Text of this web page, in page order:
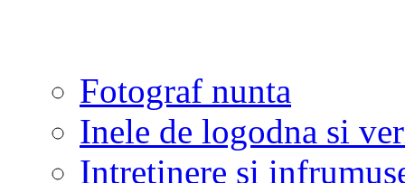
Fotograf nunta
Inele de logodna si
Intretinere si